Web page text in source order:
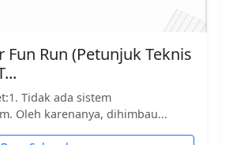
Fun Run (Petunjuk Teknis
Tidak ada sistem
Oleh karenanya, dihimbau...